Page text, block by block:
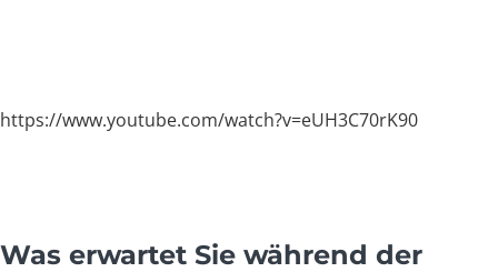
https://www.youtube.com/watch?v=eUH3C70rK90
Was erwartet Sie während der